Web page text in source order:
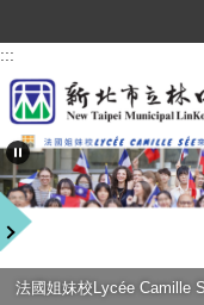
到
主
要
內
容
區
:::
法國姐妹校Lycée Camille